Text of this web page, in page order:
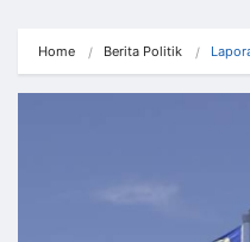
Home Berita Politik